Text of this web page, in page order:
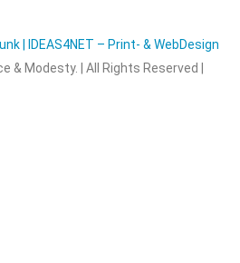
| IDEAS4NET – Print- & WebDesign
& Modesty. | All Rights Reserved |